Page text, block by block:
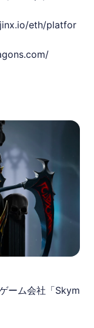
eth/platfor
ーム会社「Skym